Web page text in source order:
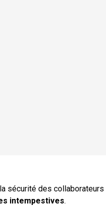
sécurité des
intempestives.